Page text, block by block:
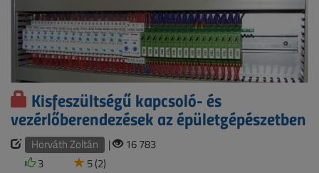
Kisfeszültségű kapcsoló- és
vezérlőberendezések az épületgépészetben
Horváth Zoltán |
16 783
3
5 (2)